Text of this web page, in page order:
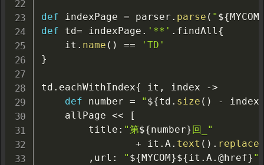
def indexPage = parser . parse ( " ${ MYCOM
def td= indexPage . '**' . findAll{
    it
. name ( ) ==
'TD'
}
td . eachWithIndex{ it , index
->
def number = " ${td . size ( ) - index
    allPage
<<
[
        title
: "第${number} 回_"
+ it . A. text ( ) . replace
, url : " ${ MYCOM}${it . A.@href} "